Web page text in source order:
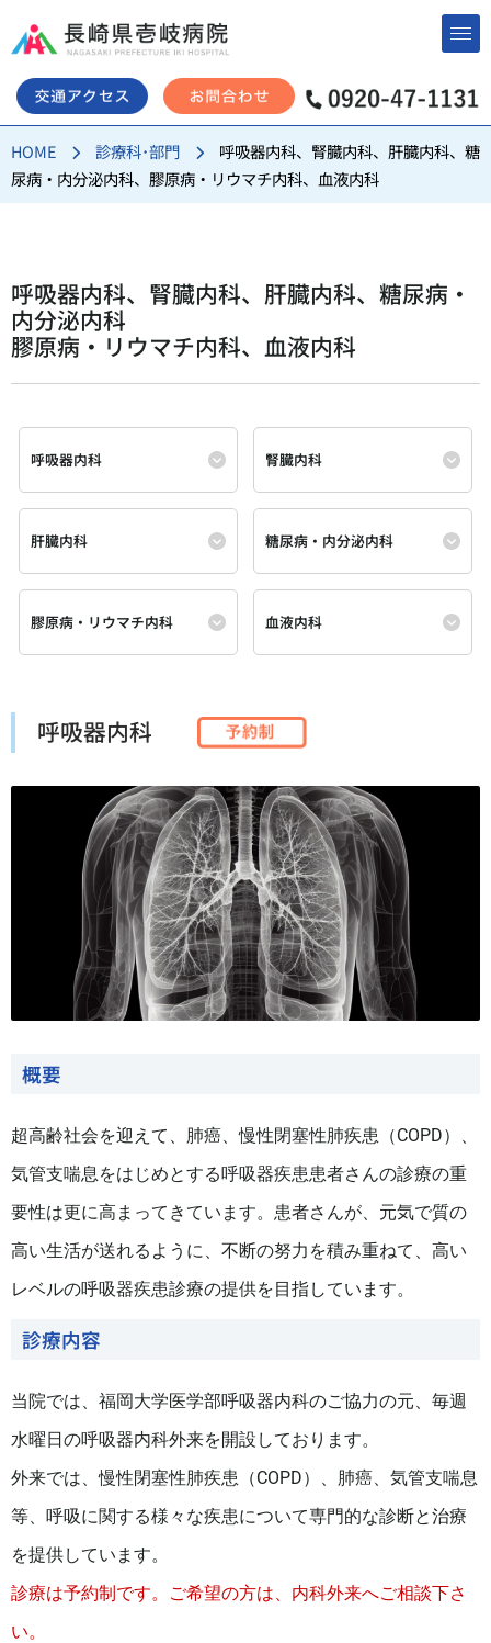
コ
ン
テ
ン
ツ
へ
ッ
プ
HOME 診療科･部門
呼吸器内科、腎臓内科、肝臓内科、糖
尿病・内分泌内科、膠原病・リウマチ内科、血液内科
呼吸器内科、腎臓内科、肝臓内科、糖尿病・
内分泌内科
膠原病・リウマチ内科、血液内科
呼吸器内科 腎臓内科
肝臓内科 糖尿病・内分泌内科
膠原病・リウマチ内科 血液内科
呼吸器内科
概要
超高齢社会を迎えて、肺癌、慢性閉塞性肺疾患（COPD）、
気管支喘息をはじめとする呼吸器疾患患者さんの診療の重
要性は更に高まってきています。患者さんが、元気で質の
高い生活が送れるように、不断の努力を積み重ねて、高い
レベルの呼吸器疾患診療の提供を目指しています。
診療内容
当院では、福岡大学医学部呼吸器内科のご協力の元、毎週
水曜日の呼吸器内科外来を開設しております。
外来では、慢性閉塞性肺疾患（COPD）、肺癌、気管支喘息
等、呼吸に関する様々な疾患について専門的な診断と治療
を提供しています。
診療は予約制です。ご希望の方は、内科外来へご相談下さ
い。